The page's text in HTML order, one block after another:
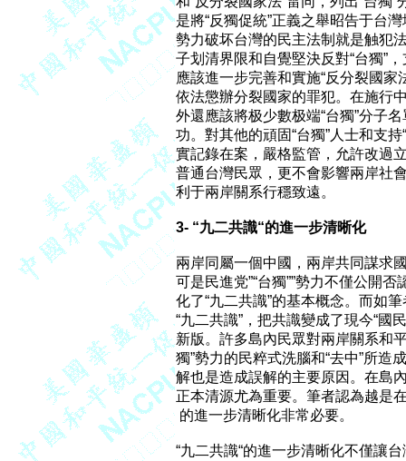
是將“反獨促統”正義之舉昭告于台
勢力破坏台灣的民主法制就是触犯
子划清界限和自覺堅決反對“台獨”
應該進一步完善和實施“反分裂國家
依法懲辦分裂國家的罪犯。在施行
外還應該將极少數极端“台獨”分子
功。對其他的頑固“台獨”人士和支
實記錄在案，嚴格監管，允許改過
普通台灣民眾，更不會影響兩岸社
利于兩岸關系行穩致遠。
3- “九二共識“的進一步清晰化
兩岸同屬一個中國，兩岸共同謀求
可是民進党”“台獨””勢力不僅公開
化了“九二共識”的基本概念。而如
“九二共識”，把共識變成了現今“國
新版。許多島內民眾對兩岸關系和
獨”勢力的民粹式洗腦和“去中”所造
解也是造成誤解的主要原因。在島
正本清源尤為重要。筆者認為越是
的進一步清晰化非常必要。
“九二共識“的進一步清晰化不僅讓